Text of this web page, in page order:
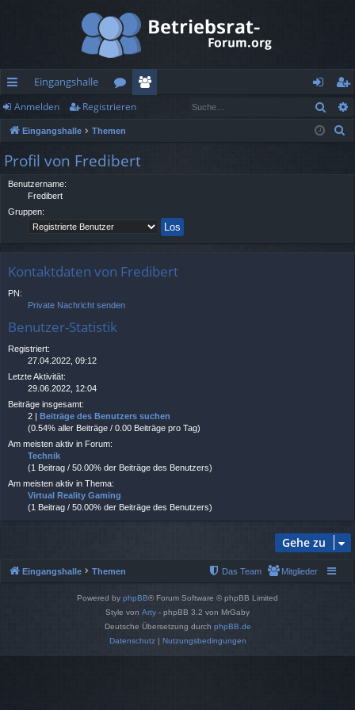
ch
ne
llz
ug
rif
Eingangshalle
or
en
de
n
m
eg
ist
Anmelden Registrieren
Eingangshalle Themen
Profil von Fredibert
Benutzername:
Fredibert
Gruppen:
Kontaktdaten von Fredibert
PN:
Private Nachricht senden
Benutzer-Statistik
Registriert:
27.04.2022, 09:12
Letzte Aktivität:
29.06.2022, 12:04
Beiträge insgesamt:
2 | Beiträge des Benutzers suchen
(0.54% aller Beiträge / 0.00 Beiträge pro Tag)
Am meisten aktiv in Forum:
Technik
(1 Beitrag / 50.00% der Beiträge des Benutzers)
Am meisten aktiv in Thema:
Virtual Reality Gaming
(1 Beitrag / 50.00% der Beiträge des Benutzers)
Gehe zu
Eingangshalle Themen Mitglieder
Das Team
Powered by phpBB® Forum Software © phpBB Limited
Style von Arty - phpBB 3.2 von MrGaby
Deutsche Übersetzung durch phpBB.de
Datenschutz| Nutzungsbedingungen